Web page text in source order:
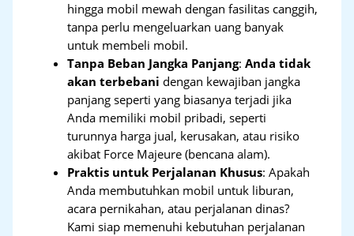
hingga mobil mewah dengan fasilitas canggih,
tanpa perlu mengeluarkan uang banyak
untuk membeli mobil.
Tanpa Beban Jangka Panjang:Anda tidak
akan terbebani dengan kewajiban jangka
panjang seperti yang biasanya terjadi jika
Anda memiliki mobil pribadi, seperti
turunnya harga jual, kerusakan, atau risiko
akibat Force Majeure (bencana alam).
Praktis untuk Perjalanan Khusus: Apakah
Anda membutuhkan mobil untuk liburan,
acara pernikahan, atau perjalanan dinas?
Kami siap memenuhi kebutuhan perjalanan